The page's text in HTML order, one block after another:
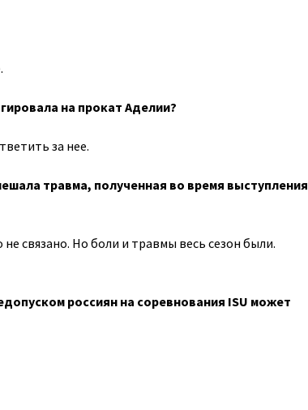
на прокат Аделии?
за нее.
травма, полученная во время выступления
связано. Но боли и травмы весь сезон были.
россиян на соревнования ISU может